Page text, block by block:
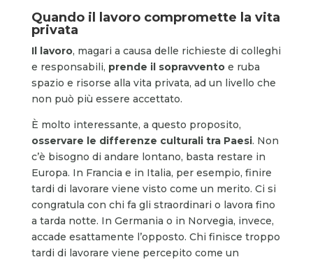
Quando il lavoro compromette la vita
privata
Il lavoro, magari a causa delle richieste di colleghi
e responsabili, prende il sopravvento e ruba
spazio e risorse alla vita privata, ad un livello che
non può più essere accettato.
È molto interessante, a questo proposito,
osservare le differenze culturali tra Paesi. Non
c’è bisogno di andare lontano, basta restare in
Europa. In Francia e in Italia, per esempio, finire
tardi di lavorare viene visto come un merito. Ci si
congratula con chi fa gli straordinari o lavora fino
a tarda notte. In Germania o in Norvegia, invece,
accade esattamente l’opposto. Chi finisce troppo
tardi di lavorare viene percepito come un